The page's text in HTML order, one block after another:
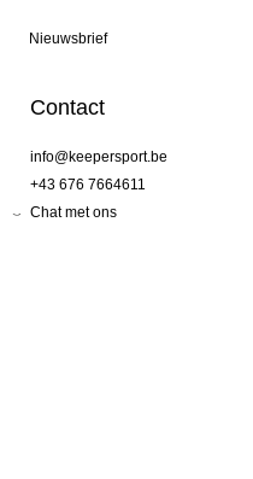
Nieuwsbrief
Contact
info@keepersport.be
+43 676 7664611
Chat met ons